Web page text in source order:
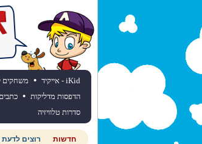
iKid - אייקיד • משחקים
הדפסות מדליקות •
סדרות טלוויזיה
חדשות רוצים לדעת